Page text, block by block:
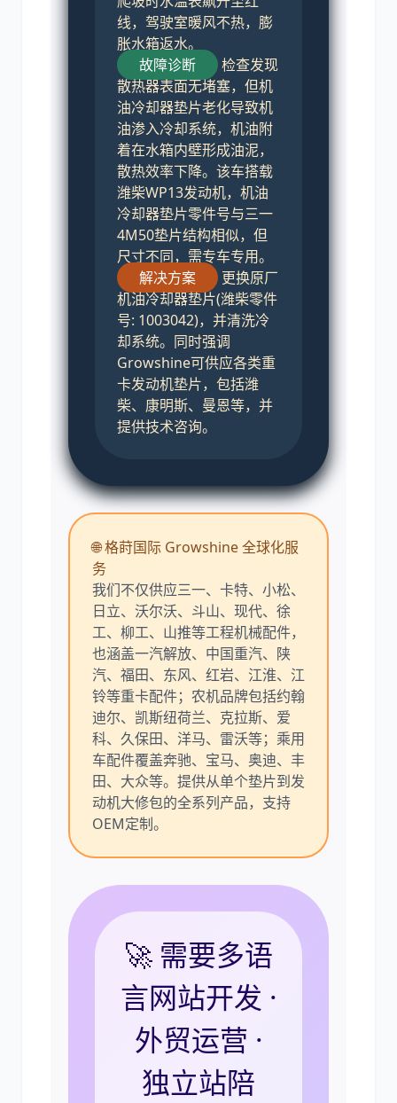
线，驾驶室暖风不热，膨
胀水箱返水。
故障诊断
检查发现
散热器表面无堵塞，但机
油冷却器垫片老化导致机
油渗入冷却系统，机油附
着在水箱内壁形成油泥，
散热效率下降。该车搭载
潍柴WP13发动机，机油
冷却器垫片零件号与三一
4M50垫片结构相似，但
尺寸不同，需专车专用。
解决方案
更换原厂
机油冷却器垫片(潍柴零件
号: 1003042)，并清洗冷
却系统。同时强调
Growshine可供应各类重
卡发动机垫片，包括潍
柴、康明斯、曼恩等，并
提供技术咨询。
🌐 格莳国际 Growshine 全球化服
务
我们不仅供应三一、卡特、小松、
日立、沃尔沃、斗山、现代、徐
工、柳工、山推等工程机械配件，
也涵盖一汽解放、中国重汽、陕
汽、福田、东风、红岩、江淮、江
铃等重卡配件；农机品牌包括约翰
迪尔、凯斯纽荷兰、克拉斯、爱
科、久保田、洋马、雷沃等；乘用
车配件覆盖奔驰、宝马、奥迪、丰
田、大众等。提供从单个垫片到发
动机大修包的全系列产品，支持
OEM定制。
🚀 需要多语
言网站开发 ·
外贸运营 ·
独立站陪